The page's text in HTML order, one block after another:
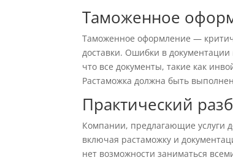
Таможенное
Таможенное оформление —
доставки. Ошибки в
что все документы, такие как
Растаможка должна быть
Практический
Компании, предлагающие услуги
включая растаможку и
нет возможности заниматься